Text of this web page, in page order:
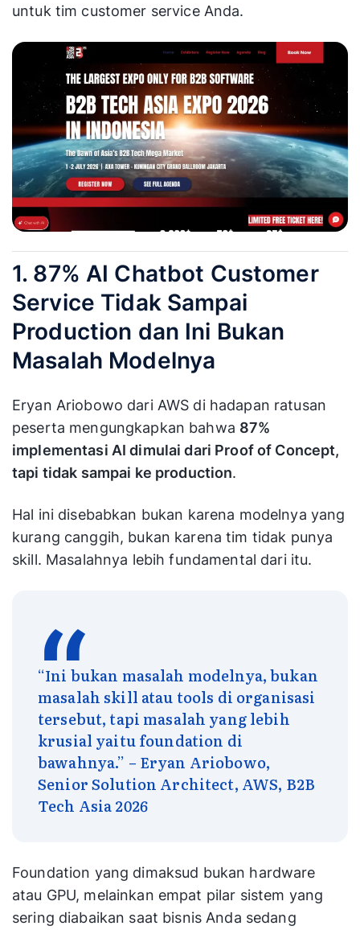
untuk tim customer service Anda.
1. 87% AI Chatbot Customer
Service Tidak Sampai
Production dan Ini Bukan
Masalah Modelnya
Eryan Ariobowo dari AWS di hadapan ratusan
peserta mengungkapkan bahwa 87%
implementasi AI dimulai dari Proof of Concept,
tapi tidak sampai ke production.
Hal ini disebabkan bukan karena modelnya yang
kurang canggih, bukan karena tim tidak punya
skill. Masalahnya lebih fundamental dari itu.
“Ini bukan masalah modelnya, bukan
masalah skill atau tools di organisasi
tersebut, tapi masalah yang lebih
krusial yaitu foundation di
bawahnya.” – Eryan Ariobowo,
Senior Solution Architect, AWS, B2B
Tech Asia 2026
Foundation yang dimaksud bukan hardware
atau GPU, melainkan empat pilar sistem yang
sering diabaikan saat bisnis Anda sedang